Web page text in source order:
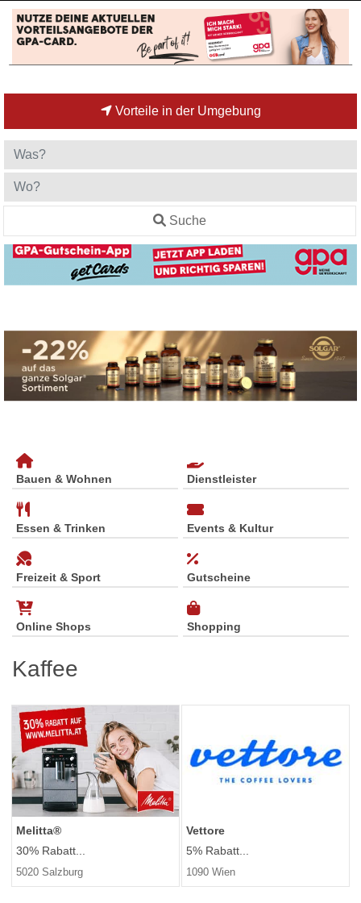
Vorteile in der Umgebung
Suche
Bauen & Wohnen Dienstleister
Essen & Trinken Events & Kultur
Freizeit & Sport Gutscheine
Online Shops Shopping
Kaffee
Melitta®
30% Rabatt...
5020 Salzburg
Vettore
5% Rabatt...
1090 Wien